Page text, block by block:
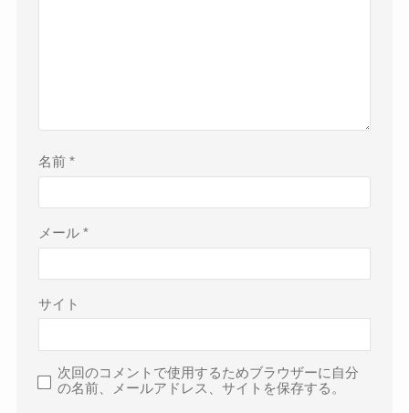
名前*
メール*
サイト
次回のコメントで使用するためブラウザーに自分
の名前、メールアドレス、サイトを保存する。